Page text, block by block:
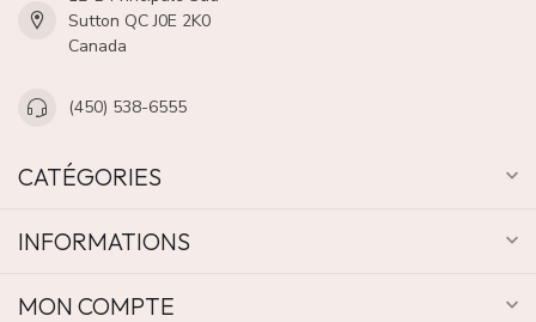
Sutton QC J0E 2K0
Canada
(450) 538-6555
CATÉGORIES
INFORMATIONS
MON COMPTE